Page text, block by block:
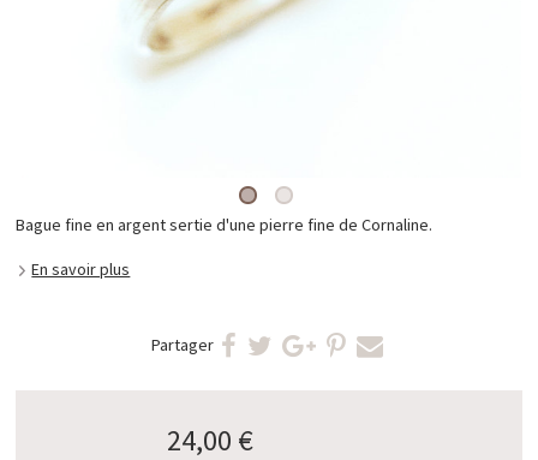
Bague fine en argent sertie d'une pierre fine de Cornaline.
En savoir plus
Partager
24,00 €